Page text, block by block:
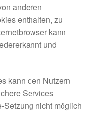
anderen
enthalten, zu
kann
und
kann den Nutzern
Services
Setzung nicht möglich